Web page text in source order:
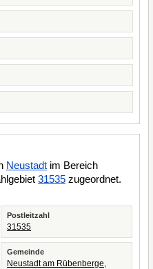
Neustadt im Bereich
31535 zugeordnet.
Postleitzahl
31535
Gemeinde
Neustadt am Rübenberge,